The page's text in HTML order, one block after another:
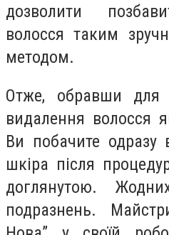
дозволити
волосся таким
методом.
Отже, обравши для
видалення волосся
Ви побачите одразу
шкіра після
доглянутою.
подразнень.